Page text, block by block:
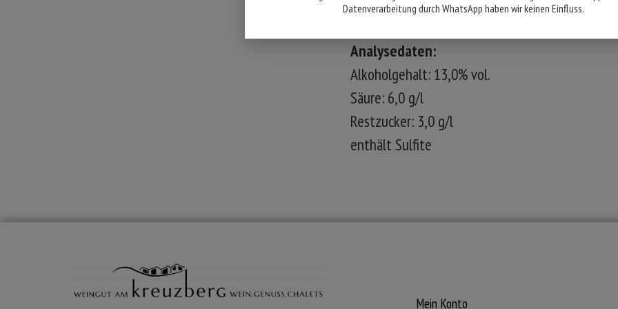
11 bis 13 °C
Analysedaten:
Alkoholgehalt: 13,0% vol.
Säure: 6,0 g/l
Restzucker: 3,0 g/l
enthält Sulfite
Mein Konto
Datenverarbeitung durch WhatsApp haben wir keinen Einfluss.